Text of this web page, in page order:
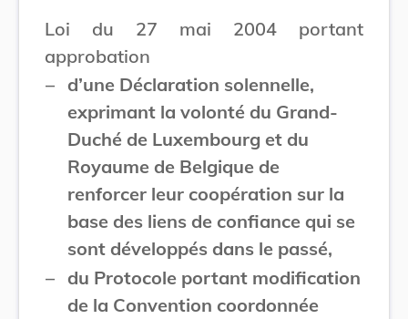
Loi du 27 mai 2004 portant
approbation
– d’une Déclaration solennelle,
exprimant la volonté du Grand-
Duché de Luxembourg et du
Royaume de Belgique de
renforcer leur coopération sur la
base des liens de confiance qui se
sont développés dans le passé,
– du Protocole portant modification
de la Convention coordonnée